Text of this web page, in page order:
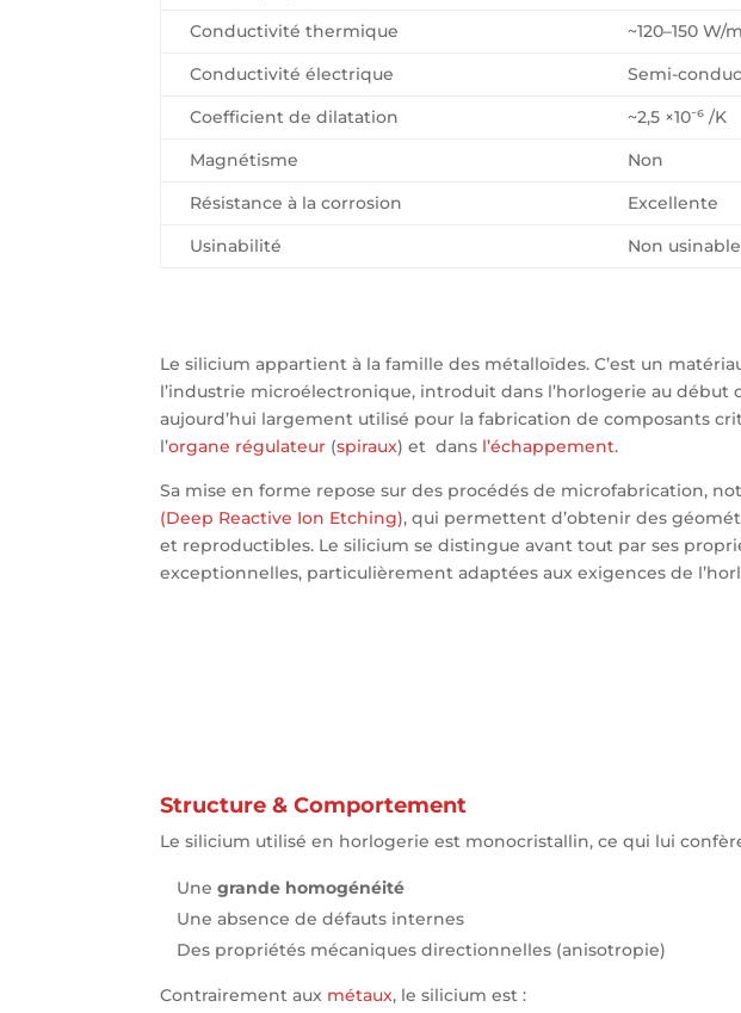
Conductivité thermique
~120–150 W/
Conductivité électrique
Semi-
Coefficient de dilatation
~2,5 ×10⁻⁶ /K
Magnétisme
Non
Résistance à la corrosion
Excellente
Usinabilité
Non usinable
Le silicium appartient à la famille des métalloïdes. C’est un
l’industrie microélectronique, introduit dans l’horlogerie au début
aujourd’hui largement utilisé pour la fabrication de composants
l’organe régulateur (spiraux) et dans l’échappement.
Sa mise en forme repose sur des procédés de microfabrication,
(Deep Reactive Ion Etching), qui permettent d’obtenir des
et reproductibles. Le silicium se distingue avant tout par ses
exceptionnelles, particulièrement adaptées aux exigences de
Structure & Comportement
Le silicium utilisé en horlogerie est monocristallin, ce qui lui
Une grande homogénéité
Une absence de défauts internes
Des propriétés mécaniques directionnelles (anisotropie)
Contrairement aux métaux, le silicium est :